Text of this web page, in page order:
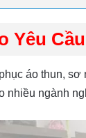
Yêu
áo thun,
ngành